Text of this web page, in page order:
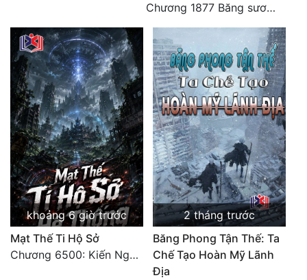
Chương 1877 Băng sương kết giới
khoảng 6 giờ trước
Mạt Thế Ti Hộ Sở
Chương 6500: Kiến Nghị Của Vân Lục
2 tháng trước
Băng Phong Tận Thế: Ta
Chế Tạo Hoàn Mỹ Lãnh
Địa